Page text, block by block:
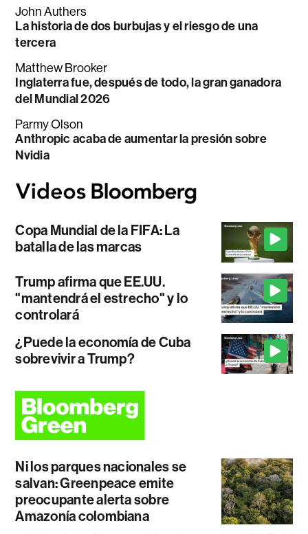
John Authers
La historia de dos burbujas y el riesgo de una
tercera
Matthew Brooker
Inglaterra fue, después de todo, la gran ganadora
del Mundial 2026
Parmy Olson
Anthropic acaba de aumentar la presión sobre
Nvidia
Copa Mundial de la FIFA: La
batalla de las marcas
Trump afirma que EE.UU.
"mantendrá el estrecho" y lo
controlará
¿Puede la economía de Cuba
sobrevivir a Trump?
Ni los parques nacionales se
salvan: Greenpeace emite
preocupante alerta sobre
Amazonía colombiana